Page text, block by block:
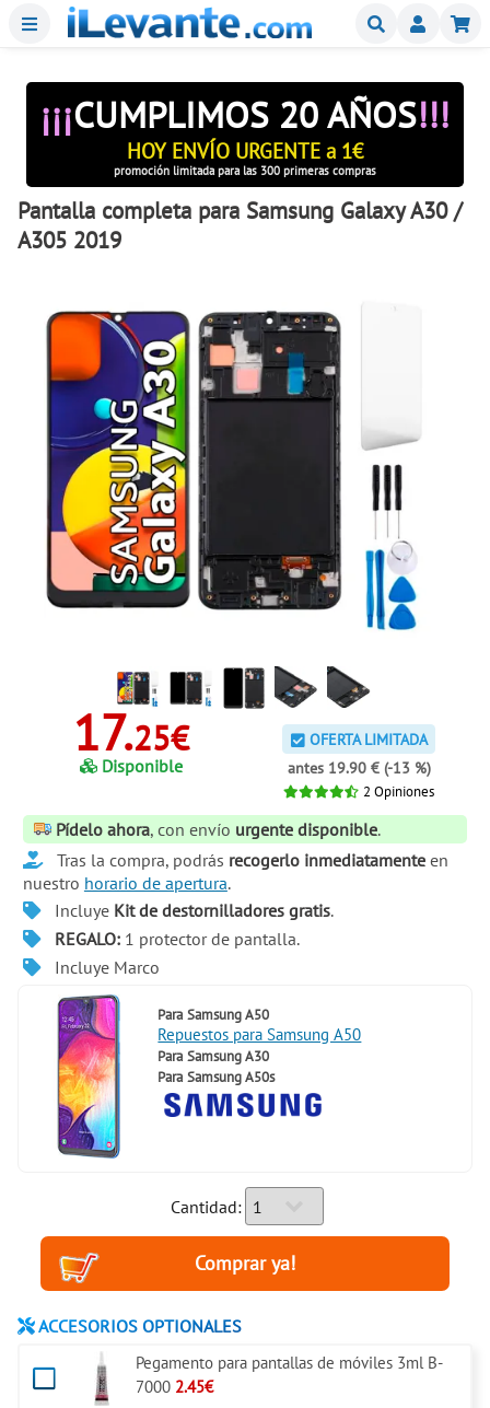
Menu Buscar
¡¡¡CUMPLIMOS 20 AÑOS!!!
HOY ENVÍO URGENTE a 1€
promoción limitada para las 300 primeras compras
Pantalla completa para Samsung Galaxy A30 /
A305 2019
17.25€
Disponible
OFERTA LIMITADA
antes 19.90 € (-13 %)
2 Opiniones
Pídelo ahora, con envío urgente disponible.
Tras la compra, podrás recogerlo inmediatamenteen
nuestro horario de apertura.
Incluye Kit de destornilladores gratis.
REGALO:1 protector de pantalla.
Incluye Marco
Para Samsung A50
Repuestos para Samsung A50
Para Samsung A30
Para Samsung A50s
Cantidad:
ACCESORIOS OPTIONALES
Pegamento para pantallas de móviles 3ml B-
7000 2.45€